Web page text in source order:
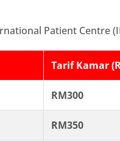
Patient Centre
Tarif Kamar
RM300
RM350